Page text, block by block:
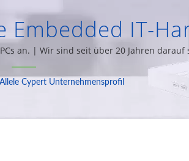
IT-
Sie
Lösungen Von
an. | Wir sind seit über 20 Jahren darauf
zu entwerfen
Allele Cypert Unternehmensprofil